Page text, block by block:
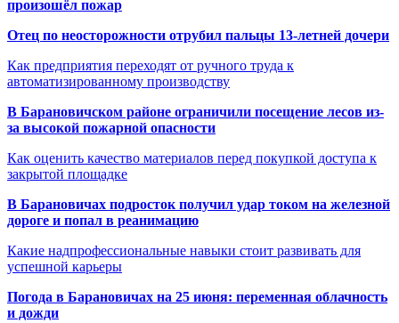
произошёл пожар
Отец по неосторожности отрубил пальцы 13-летней дочери
Как предприятия переходят от ручного труда к
автоматизированному производству
В Барановичском районе ограничили посещение лесов из-
за высокой пожарной опасности
Как оценить качество материалов перед покупкой доступа к
закрытой площадке
В Барановичах подросток получил удар током на железной
дороге и попал в реанимацию
Какие надпрофессиональные навыки стоит развивать для
успешной карьеры
Погода в Барановичах на 25 июня: переменная облачность
и дожди